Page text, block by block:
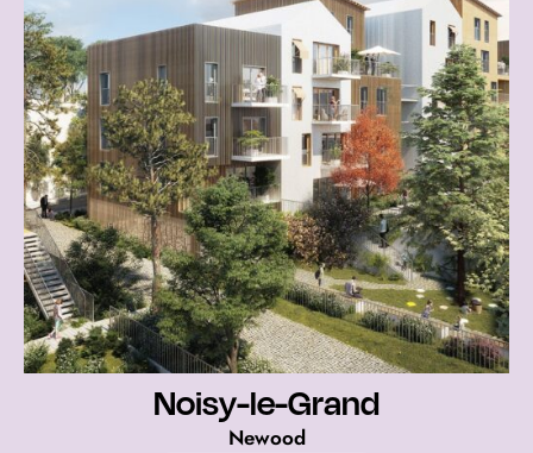
Noisy-le-Grand
Newood